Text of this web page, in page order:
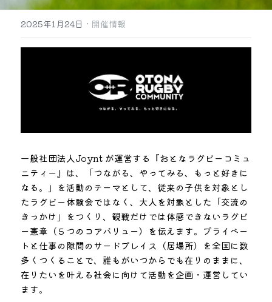
2025年1月24日 · 開催情報
一般社団法人Joynt が運営する『おとなラグビーコミュ
ニティー』は、「つながる、やってみる、もっと好きに
なる。」を活動のテーマとして、従来の子供を対象とし
たラグビー体験会ではなく、大人を対象とした「交流の
きっかけ」をつくり、観戦だけでは体感できないラグビ
ー憲章（５つのコアバリュー）を伝えます。プライベー
トと仕事の隙間のサードプレイス（居場所）を全国に数
多くつくることで、誰もがいつからでも在りのままに、
在りたいを叶える社会に向けて活動を企画・運営してい
ます。